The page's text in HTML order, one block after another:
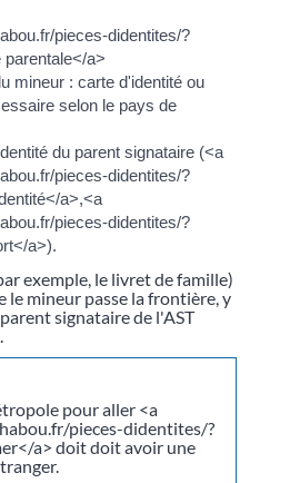
pieces-didentites/?
a>
mineur : carte d'identité ou
selon le pays de
du parent signataire (<a
pieces-didentites/?
a>,<a
pieces-didentites/?
a>).
exemple, le livret de famille)
le mineur passe la frontière, y
signataire de l'AST
pour aller <a
pieces-didentites/?
a> doit doit avoir une